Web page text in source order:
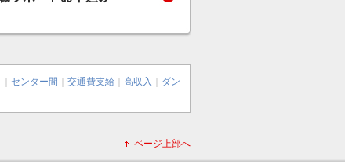
センター間 交通費支給 高収入
ダン
ページ上部へ